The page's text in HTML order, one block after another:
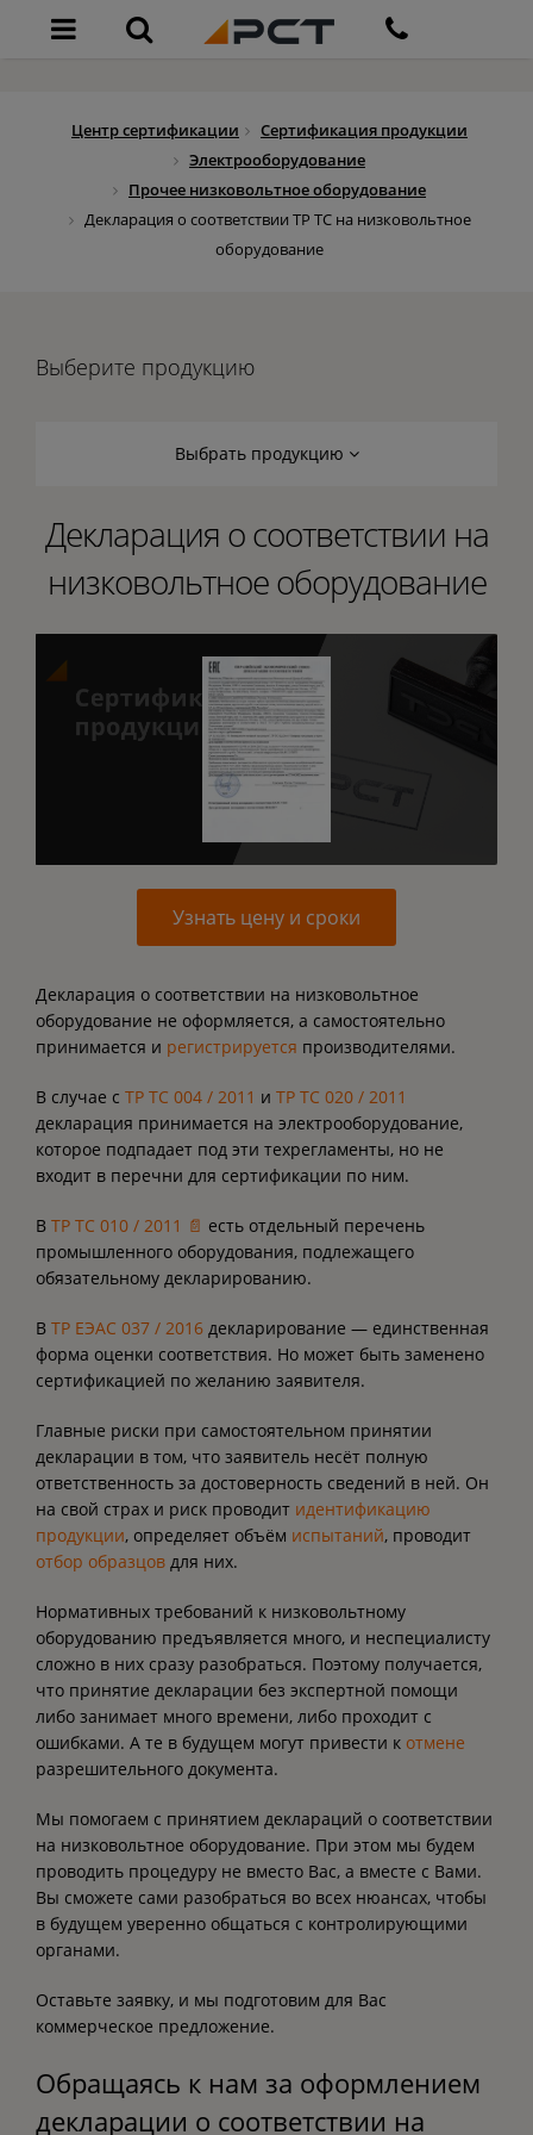
Центр сертификации
Сертификация продукции
Электрооборудование
Прочее низковольтное оборудование
Декларация о соответствии ТР ТС на низковольтное
оборудование
Выберите продукцию
Выбрать продукцию
Декларация о соответствии на
низковольтное оборудование
Узнать цену и сроки
Декларация о соответствии на низковольтное
оборудование не оформляется, а самостоятельно
принимается и регистрируется производителями.
В случае с ТР ТС 004 / 2011 и ТР ТС 020 / 2011
декларация принимается на электрооборудование,
которое подпадает под эти техрегламенты, но не
входит в перечни для сертификации по ним.
В ТР ТС 010 / 2011 📄 есть отдельный перечень
промышленного оборудования, подлежащего
обязательному декларированию.
В ТР ЕЭАС 037 / 2016 декларирование — единственная
форма оценки соответствия. Но может быть заменено
сертификацией по желанию заявителя.
Главные риски при самостоятельном принятии
декларации в том, что заявитель несёт полную
ответственность за достоверность сведений в ней. Он
на свой страх и риск проводит идентификацию
продукции, определяет объём испытаний, проводит
отбор образцов для них.
Нормативных требований к низковольтному
оборудованию предъявляется много, и неспециалисту
сложно в них сразу разобраться. Поэтому получается,
что принятие декларации без экспертной помощи
либо занимает много времени, либо проходит с
ошибками. А те в будущем могут привести к отмене
разрешительного документа.
Мы помогаем с принятием деклараций о соответствии
на низковольтное оборудование. При этом мы будем
проводить процедуру не вместо Вас, а вместе с Вами.
Вы сможете сами разобраться во всех нюансах, чтобы
в будущем уверенно общаться с контролирующими
органами.
Оставьте заявку, и мы подготовим для Вас
коммерческое предложение.
Обращаясь к нам за оформлением
декларации о соответствии на